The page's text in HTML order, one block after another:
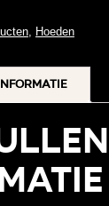
, Hoeden